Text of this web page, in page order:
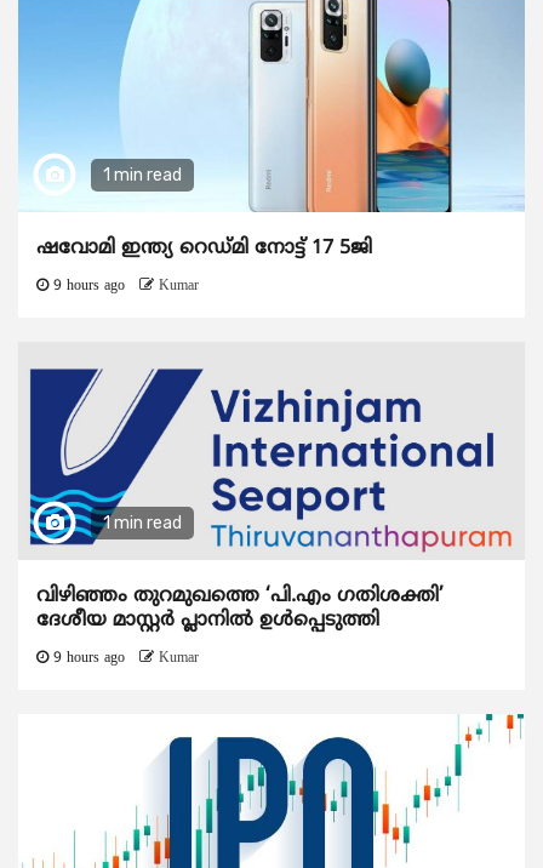
1 min read
ഷവോമി ഇന്ത്യ റെഡ്മി നോട്ട് 17 5ജി
9 hours ago Kumar
1 min read
വിഴിഞ്ഞം തുറമുഖത്തെ ‘പി.എം ഗതിശക്തി’
ദേശീയ മാസ്റ്റർ പ്ലാനിൽ ഉൾപ്പെടുത്തി
9 hours ago Kumar